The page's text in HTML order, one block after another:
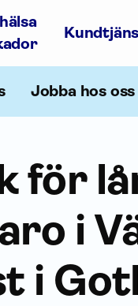
Jobba hos oss
för
i
i